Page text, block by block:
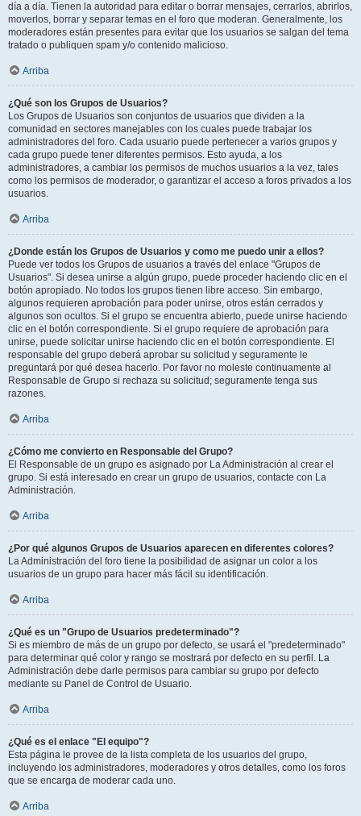
día a día. Tienen la autoridad para editar o borrar mensajes, cerrarlos, abrirlos,
moverlos, borrar y separar temas en el foro que moderan. Generalmente, los
moderadores están presentes para evitar que los usuarios se salgan del tema
tratado o publiquen spam y/o contenido malicioso.
Arriba
¿Qué son los Grupos de Usuarios?
Los Grupos de Usuarios son conjuntos de usuarios que dividen a la
comunidad en sectores manejables con los cuales puede trabajar los
administradores del foro. Cada usuario puede pertenecer a varios grupos y
cada grupo puede tener diferentes permisos. Esto ayuda, a los
administradores, a cambiar los permisos de muchos usuarios a la vez, tales
como los permisos de moderador, o garantizar el acceso a foros privados a los
usuarios.
Arriba
¿Donde están los Grupos de Usuarios y como me puedo unir a ellos?
Puede ver todos los Grupos de usuarios a través del enlace "Grupos de
Usuarios". Si desea unirse a algún grupo, puede proceder haciendo clic en el
botón apropiado. No todos los grupos tienen libre acceso. Sin embargo,
algunos requieren aprobación para poder unirse, otros están cerrados y
algunos son ocultos. Si el grupo se encuentra abierto, puede unirse haciendo
clic en el botón correspondiente. Si el grupo requiere de aprobación para
unirse, puede solicitar unirse haciendo clic en el botón correspondiente. El
responsable del grupo deberá aprobar su solicitud y seguramente le
preguntará por qué desea hacerlo. Por favor no moleste continuamente al
Responsable de Grupo si rechaza su solicitud; seguramente tenga sus
razones.
Arriba
¿Cómo me convierto en Responsable del Grupo?
El Responsable de un grupo es asignado por La Administración al crear el
grupo. Si está interesado en crear un grupo de usuarios, contacte con La
Administración.
Arriba
¿Por qué algunos Grupos de Usuarios aparecen en diferentes colores?
La Administración del foro tiene la posibilidad de asignar un color a los
usuarios de un grupo para hacer más fácil su identificación.
Arriba
¿Qué es un "Grupo de Usuarios predeterminado"?
Si es miembro de más de un grupo por defecto, se usará el "predeterminado"
para determinar qué color y rango se mostrará por defecto en su perfil. La
Administración debe darle permisos para cambiar su grupo por defecto
mediante su Panel de Control de Usuario.
Arriba
¿Qué es el enlace "El equipo"?
Esta página le provee de la lista completa de los usuarios del grupo,
incluyendo los administradores, moderadores y otros detalles, como los foros
que se encarga de moderar cada uno.
Arriba